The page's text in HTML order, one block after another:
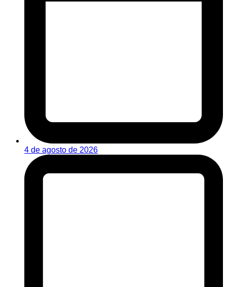
4 de agosto de 2026